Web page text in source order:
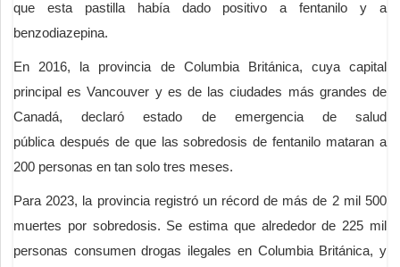
que esta pastilla había dado positivo a fentanilo y a
benzodiazepina.
En 2016, la provincia de Columbia Británica, cuya capital
principal es Vancouver y es de las ciudades más grandes de
Canadá, declaró estado de emergencia de salud
pública después de que las sobredosis de fentanilo mataran a
200 personas en tan solo tres meses.
Para 2023, la provincia registró un récord de más de 2 mil 500
muertes por sobredosis. Se estima que alrededor de 225 mil
personas consumen drogas ilegales en Columbia Británica, y